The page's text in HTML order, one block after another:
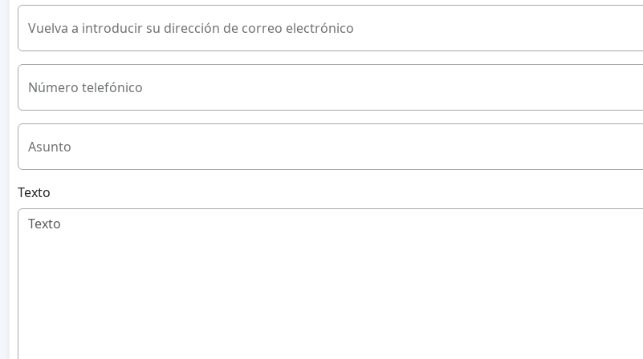
Vuelva a introducir su dirección de correo electrónico
Número telefónico
Asunto
Texto